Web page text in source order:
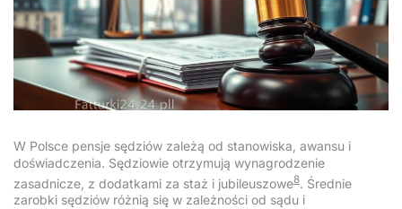
W Polsce pensje sędziów zależą od stanowiska, awansu i
doświadczenia. Sędziowie otrzymują wynagrodzenie
zasadnicze, z dodatkami za staż i jubileuszowe8. Średnie
zarobki sędziów różnią się w zależności od sądu i